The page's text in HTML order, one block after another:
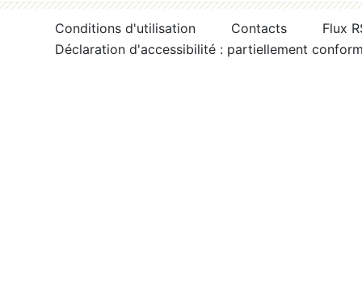
Conditions d'utilisation Contacts
Flux
Déclaration d'accessibilité : partiellement